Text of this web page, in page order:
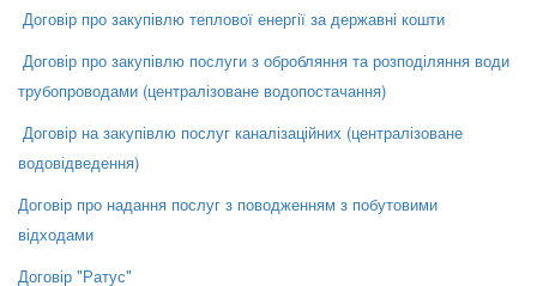
Договір про закупівлю теплової енергії за державні кошти
Договір про закупівлю послуги з обробляння та розподіляння води
трубопроводами (централізоване водопостачання)
Договір на закупівлю послуг каналізаційних (централізоване
водовідведення)
Договір про надання послуг з поводженням з побутовими
відходами
Договір "Ратус"